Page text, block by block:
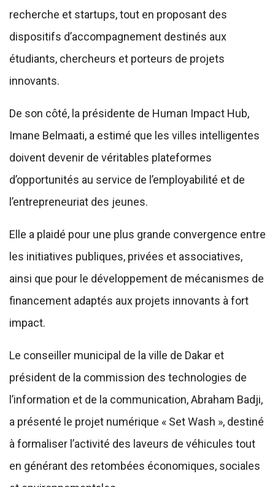
recherche et startups, tout en proposant des
dispositifs d’accompagnement destinés aux
étudiants, chercheurs et porteurs de projets
innovants.
De son côté, la présidente de Human Impact Hub,
Imane Belmaati, a estimé que les villes intelligentes
doivent devenir de véritables plateformes
d’opportunités au service de l’employabilité et de
l’entrepreneuriat des jeunes.
Elle a plaidé pour une plus grande convergence entre
les initiatives publiques, privées et associatives,
ainsi que pour le développement de mécanismes de
financement adaptés aux projets innovants à fort
impact.
Le conseiller municipal de la ville de Dakar et
président de la commission des technologies de
l’information et de la communication, Abraham Badji,
a présenté le projet numérique « Set Wash », destiné
à formaliser l’activité des laveurs de véhicules tout
en générant des retombées économiques, sociales